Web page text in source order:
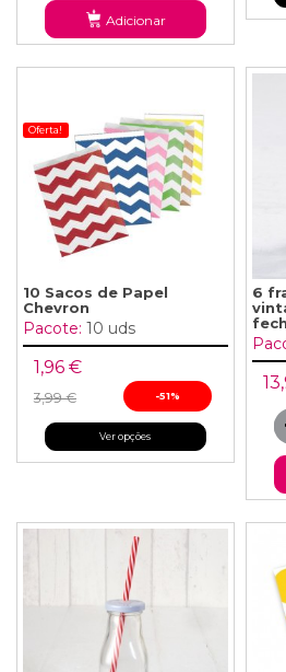
Adicionar
Oferta!
10 Sacos de Papel
Chevron
Pacote: 10 uds
1,96 €
3,99 € -51%
Ver opções
6